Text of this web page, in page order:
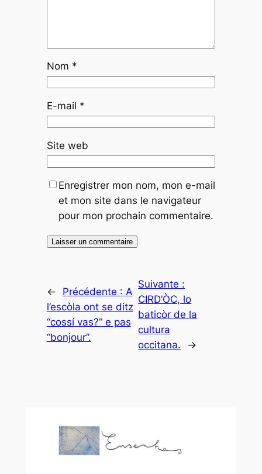
Nom *
E-mail *
Site web
Enregistrer mon nom, mon e-mail
et mon site dans le navigateur
pour mon prochain commentaire.
← Précédente : A
l’escòla ont se ditz
“cossí vas?” e pas
“bonjour”.
Suivante :
CIRD’ÒC, lo
baticòr de la
cultura
occitana.
→